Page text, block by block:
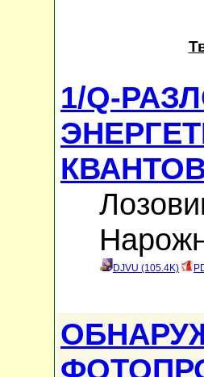
1/Q-
DJVU (105.4K)